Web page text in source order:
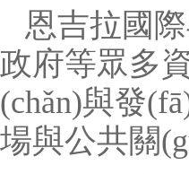
恩吉拉國
政府等眾多
(chǎn)與發
場與公共關